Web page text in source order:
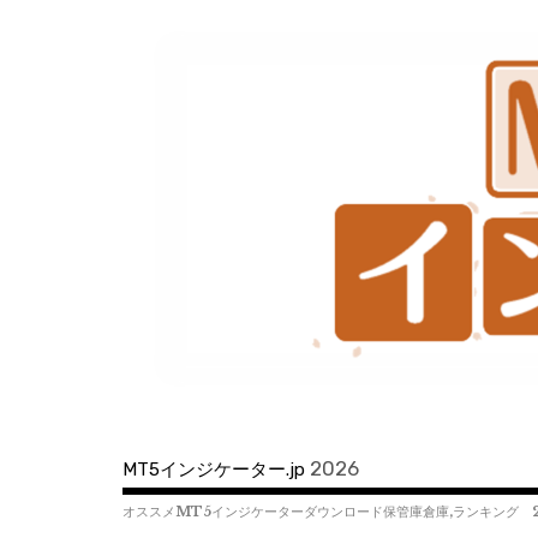
MT5インジケーター.jp 2026
オススメMT5インジケーターダウンロード保管庫倉庫,ランキン